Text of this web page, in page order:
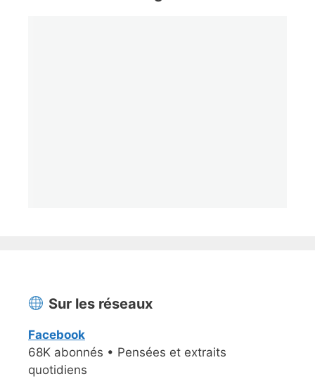
Sur les réseaux
Facebook
68K abonnés • Pensées et extraits
quotidiens